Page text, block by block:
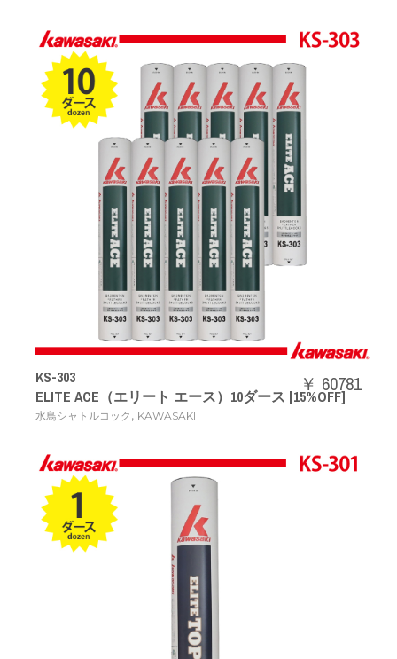
KS-303
ELITE ACE（エリート エース）10ダース [15%OFF]
水鳥シャトルコック , KAWASAKI
￥ 60781